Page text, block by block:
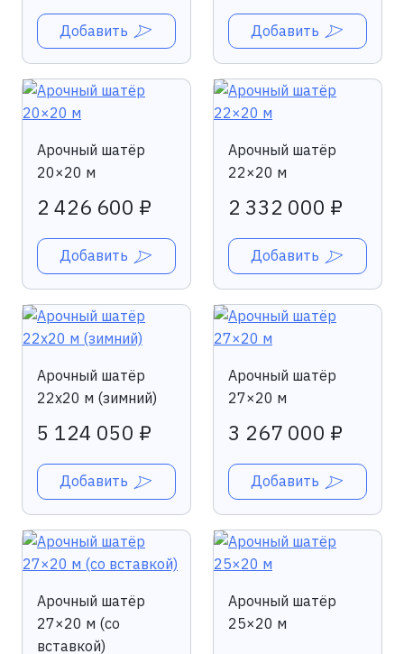
Добавить Добавить
Арочный шатёр
20×20 м
2 426 600 ₽
Добавить
Арочный шатёр
22×20 м
2 332 000 ₽
Добавить
Арочный шатёр
22х20 м (зимний)
5 124 050 ₽
Добавить
Арочный шатёр
27×20 м
3 267 000 ₽
Добавить
Арочный шатёр
27×20 м (со
вставкой)
Арочный шатёр
25×20 м